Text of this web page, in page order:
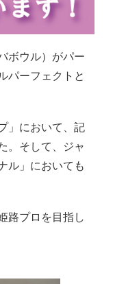
ボウル）がパー
パーフェクトと
」において、記
。そして、ジャ
ル」においても
路プロを目指し